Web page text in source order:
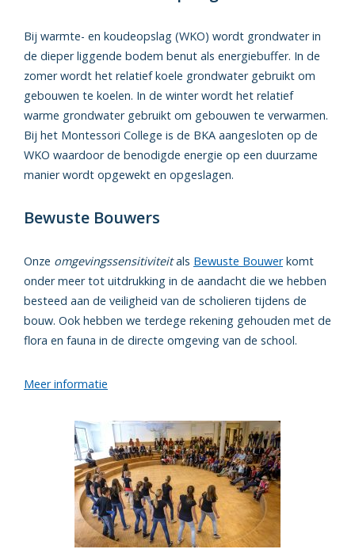
Bij warmte- en koudeopslag (WKO) wordt grondwater in
de dieper liggende bodem benut als energiebuffer. In de
zomer wordt het relatief koele grondwater gebruikt om
gebouwen te koelen. In de winter wordt het relatief
warme grondwater gebruikt om gebouwen te verwarmen.
Bij het Montessori College is de BKA aangesloten op de
WKO waardoor de benodigde energie op een duurzame
manier wordt opgewekt en opgeslagen.
Bewuste Bouwers
Onze omgevingssensitiviteitals Bewuste Bouwerkomt
onder meer tot uitdrukking in de aandacht die we hebben
besteed aan de veiligheid van de scholieren tijdens de
bouw. Ook hebben we terdege rekening gehouden met de
flora en fauna in de directe omgeving van de school.
Meer informatie